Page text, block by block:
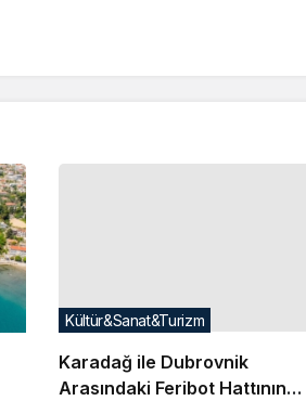
Karadağ ile Dubrovnik
Arasındaki Feribot Hattının
Kültür&Sanat&Turizm